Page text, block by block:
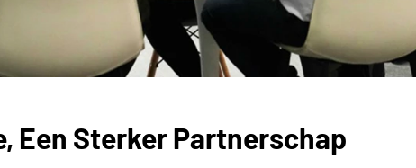
Een Sterker Partnerschap